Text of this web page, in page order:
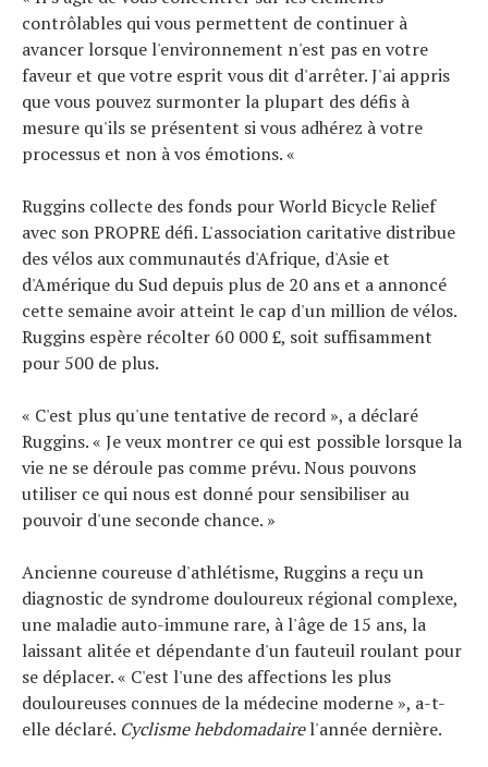
contrôlables qui vous permettent de continuer à
avancer lorsque l'environnement n'est pas en votre
faveur et que votre esprit vous dit d'arrêter. J'ai appris
que vous pouvez surmonter la plupart des défis à
mesure qu'ils se présentent si vous adhérez à votre
processus et non à vos émotions. «
Ruggins collecte des fonds pour World Bicycle Relief
avec son PROPRE défi. L'association caritative distribue
des vélos aux communautés d'Afrique, d'Asie et
d'Amérique du Sud depuis plus de 20 ans et a annoncé
cette semaine avoir atteint le cap d'un million de vélos.
Ruggins espère récolter 60 000 £, soit suffisamment
pour 500 de plus.
« C'est plus qu'une tentative de record », a déclaré
Ruggins. « Je veux montrer ce qui est possible lorsque la
vie ne se déroule pas comme prévu. Nous pouvons
utiliser ce qui nous est donné pour sensibiliser au
pouvoir d'une seconde chance. »
Ancienne coureuse d'athlétisme, Ruggins a reçu un
diagnostic de syndrome douloureux régional complexe,
une maladie auto-immune rare, à l'âge de 15 ans, la
laissant alitée et dépendante d'un fauteuil roulant pour
se déplacer. « C'est l'une des affections les plus
douloureuses connues de la médecine moderne », a-t-
elle déclaré. Cyclisme hebdomadairel'année dernière.